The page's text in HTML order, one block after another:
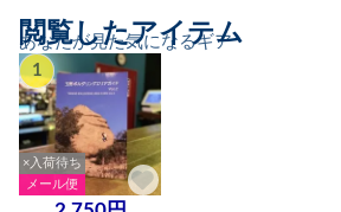
あなたが見た気になるギア
閲覧したアイテム
1
×入荷待ち
メール便